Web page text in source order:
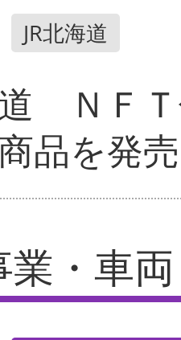
JR北海道
道 ＮＦ
品を発売
・車両